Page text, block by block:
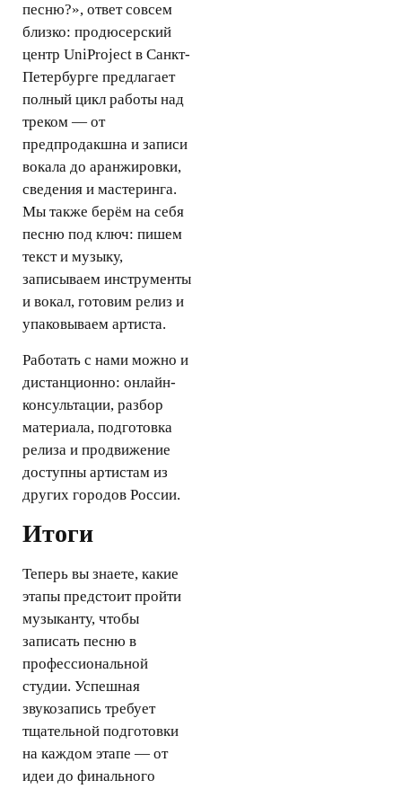
песню?», ответ совсем
близко: продюсерский
центр UniProject в Санкт-
Петербурге предлагает
полный цикл работы над
треком — от
предпродакшна и записи
вокала до аранжировки,
сведения и мастеринга.
Мы также берём на себя
песню под ключ: пишем
текст и музыку,
записываем инструменты
и вокал, готовим релиз и
упаковываем артиста.
Работать с нами можно и
дистанционно: онлайн-
консультации, разбор
материала, подготовка
релиза и продвижение
доступны артистам из
других городов России.
Итоги
Теперь вы знаете, какие
этапы предстоит пройти
музыканту, чтобы
записать песню в
профессиональной
студии. Успешная
звукозапись требует
тщательной подготовки
на каждом этапе — от
идеи до финального